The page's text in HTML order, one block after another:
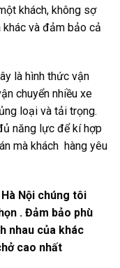
khách, không sợ
khác và đảm bảo cả
là hình thức vận
chuyển nhiều xe
loại và tải trọng.
năng lực để kí hợp
mà khách hàng yêu
Nội chúng tôi
. Đảm bảo phù
nhau của khác
cao nhất